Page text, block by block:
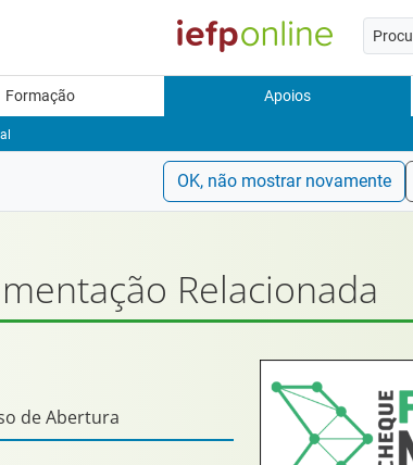
Formação Apoios
OK, não mostrar novamente
Relacionada
de Abertura